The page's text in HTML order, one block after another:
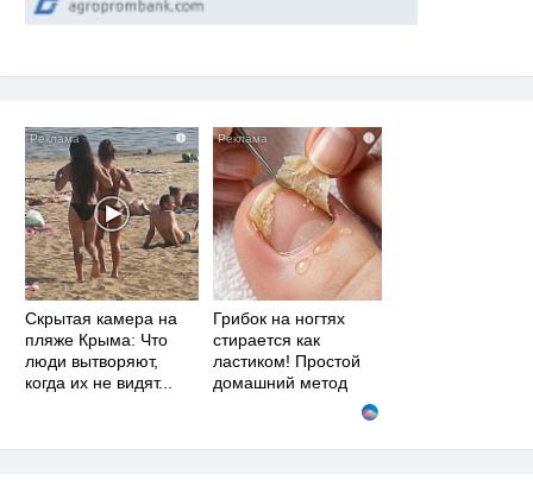
i
Скрытая камера на
пляже Крыма: Что
люди вытворяют,
когда их не видят...
i
Грибок на ногтях
стирается как
ластиком! Простой
домашний метод